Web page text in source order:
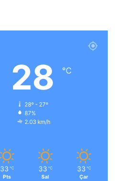
28 ℃
28º - 27º
87%
2.03 km/h
33 ℃
Pts
33 ℃
Sal
33 ℃
Çar